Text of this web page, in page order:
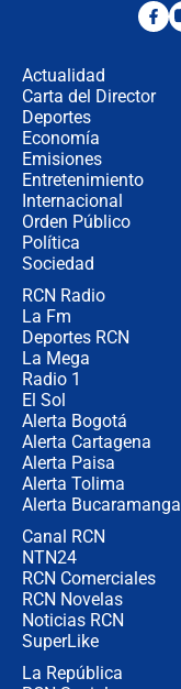
Actualidad
Carta del Director
Deportes
Economía
Emisiones
Entretenimiento
Internacional
Orden Público
Política
Sociedad
RCN Radio
La Fm
Deportes RCN
La Mega
Radio 1
El Sol
Alerta Bogotá
Alerta Cartagena
Alerta Paisa
Alerta Tolima
Alerta Bucaramanga
Canal RCN
NTN24
RCN Comerciales
RCN Novelas
Noticias RCN
SuperLike
La República